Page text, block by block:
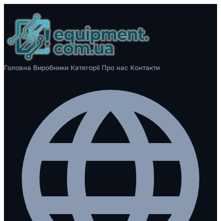
Головна Виробники Категорії Про нас Контакти